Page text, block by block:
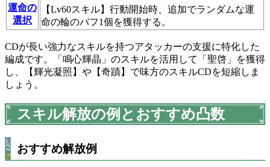
運命の
選択
【Lv60スキル】行動開始時、追加でランダムな運
命の輪のバフ1個を獲得する。
CDが長い強力なスキルを持つアタッカーの支援に特化した
編成です。「鳴心輝晶」のスキルを活用して「聖啓」を獲得
し、【輝光凝照】や【奇蹟】で味方のスキルCDを短縮しま
しょう。
スキル解放の例とおすすめ凸数
おすすめ解放例